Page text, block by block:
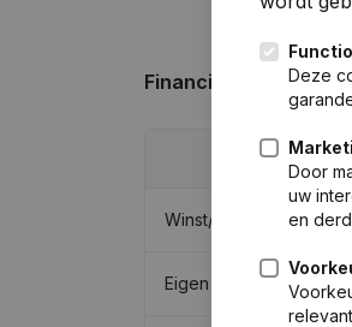
Financiële gegevens
Winst/Verlies
Eigen vermogen
Deze
Door
uw
en